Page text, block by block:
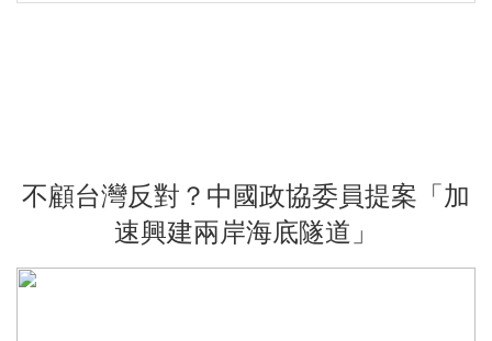
不顧台灣反對？中國政協委員提案「加
速興建兩岸海底隧道」